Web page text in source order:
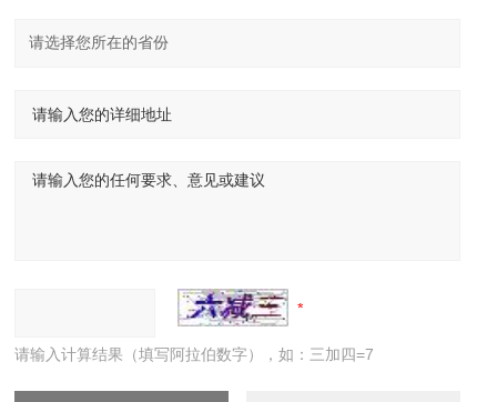
请输入计算结果（填写阿拉伯数字），如：三加四=7